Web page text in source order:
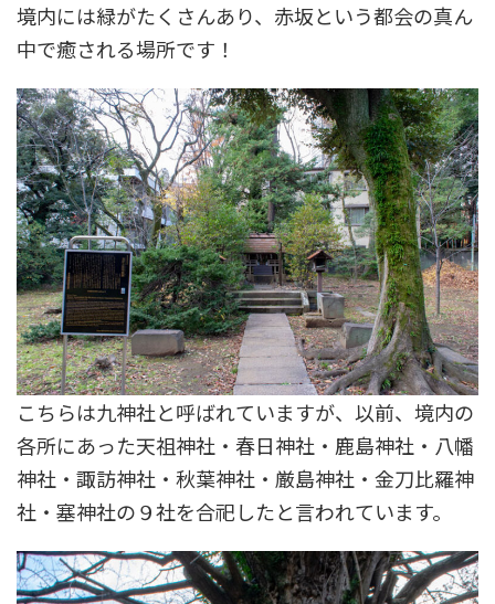
境内には緑がたくさんあり、赤坂という都会の真ん
中で癒される場所です！
こちらは九神社と呼ばれていますが、以前、境内の
各所にあった天祖神社・春日神社・鹿島神社・八幡
神社・諏訪神社・秋葉神社・厳島神社・金刀比羅神
社・塞神社の９社を合祀したと言われています。